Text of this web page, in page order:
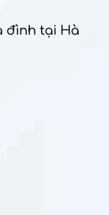
đình tại Hà